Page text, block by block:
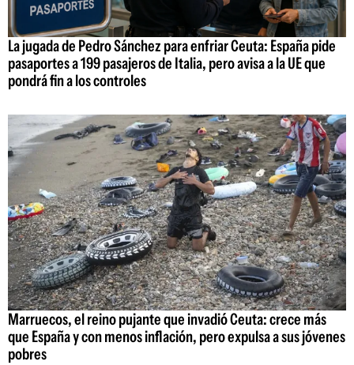
La jugada de Pedro Sánchez para enfriar Ceuta: España pide
pasaportes a 199 pasajeros de Italia, pero avisa a la UE que
pondrá fin a los controles
Marruecos, el reino pujante que invadió Ceuta: crece más
que España y con menos inflación, pero expulsa a sus jóvenes
pobres